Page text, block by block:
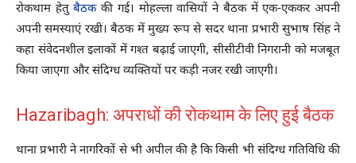
रोकथाम हेतुबैठककी गई। मोहल्ला वासियों ने बैठक में एक-एककर अपनी
अपनी समस्याएं रखी। बैठक में मुख्य रूप से सदर थाना प्रभारी सुभाष सिंह ने
कहा संवेदनशील इलाकों में गश्त बढ़ाई जाएगी, सीसीटीवी निगरानी को मजबूत
किया जाएगा और संदिग्ध व्यक्तियों पर कड़ी नजर रखी जाएगी।
Hazaribagh: अपराधों की रोकथाम के लिए हुई बैठक
थाना प्रभारी ने नागरिकों से भी अपील की है कि किसी भी संदिग्ध गतिविधि की